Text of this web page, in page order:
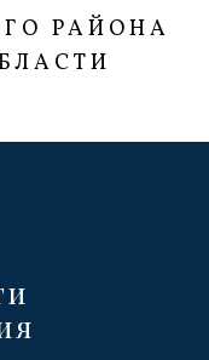
РАЙОНА